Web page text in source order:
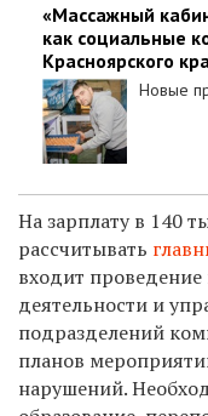
«Массажный
как социальные
Красноярского
Новые
На зарплату в 140
рассчитывать
входит
деятельности и
подразделений
планов
нарушений.